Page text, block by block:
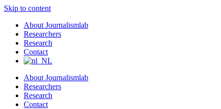
Skip to content
About Journalismlab
Researchers
Research
Contact
About Journalismlab
Researchers
Research
Contact